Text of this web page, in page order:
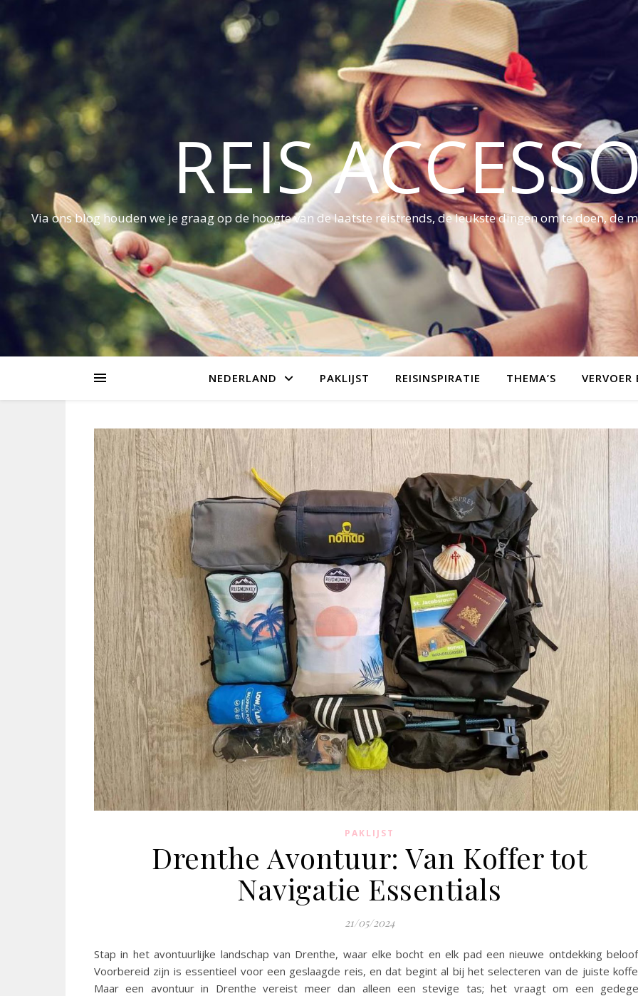
REIS
Via ons blog houden we je graag op de hoogte van de laatste reistrends, de leukste dingen om te doen, de
NEDERLAND PAKLIJST REISINSPIRATIE THEMA’S
PAKLIJST
Drenthe Avontuur: Van Koffer tot
Navigatie Essentials
21/05/2024
Stap in het avontuurlijke landschap van Drenthe, waar elke bocht en elk pad een nieuwe ontdekking
Voorbereid zijn is essentieel voor een geslaagde reis, en dat begint al bij het selecteren van de juiste
Maar een avontuur in Drenthe vereist meer dan alleen een stevige tas; het vraagt om een